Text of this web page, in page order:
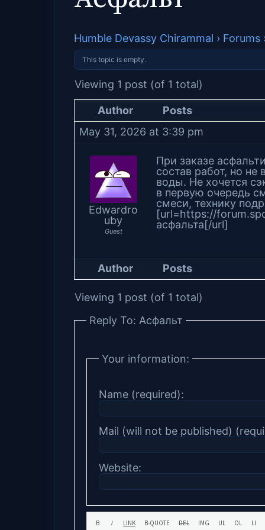
Humble Devassy Chirammal › Forums
This topic is empty.
Viewing 1 post (of 1 total)
Author
Posts
May 31, 2026 at 3:39 pm
Edwardro
uby
Guest
При заказе
состав работ, но не
воды. Не хочется
в первую очередь
смеси, технику
[url=https://
асфальта[/url]
Author Posts
Viewing 1 post (of 1 total)
Reply To: Асфальт
Your information:
Name (required):
Mail (will not be published)
Website: